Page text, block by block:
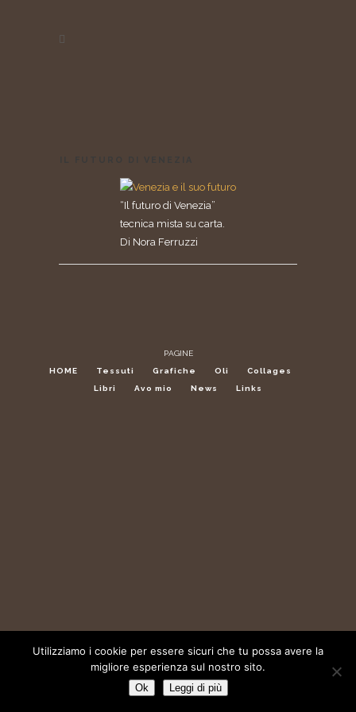
“Il futuro di Venezia”
tecnica mista su carta.
Di Nora Ferruzzi
PAGINE
HOME
Tessuti Grafiche Oli
Collages
Libri
Avo mio News Links
Utilizziamo i cookie per essere sicuri che tu possa avere la
migliore esperienza sul nostro sito.
Ok Leggi di più